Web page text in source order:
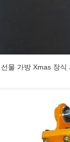
물 가방 Xmas 장식